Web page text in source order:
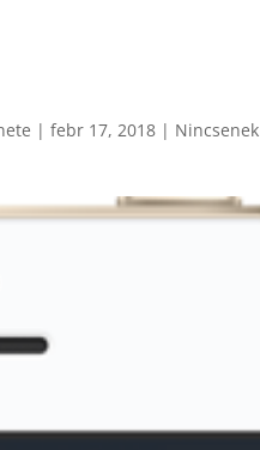
| febr 17, 2018| Nincsenek